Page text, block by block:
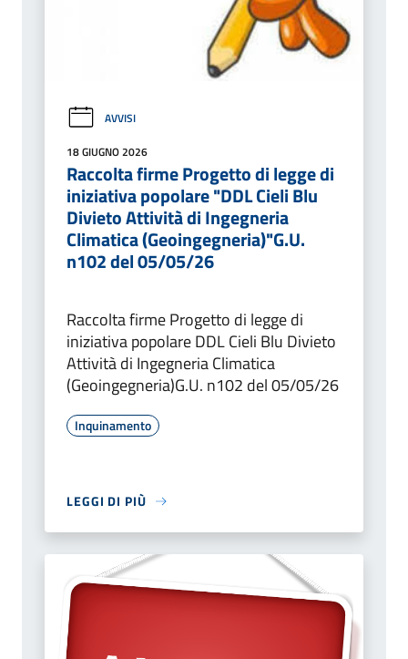
AVVISI
18 GIUGNO 2026
Raccolta firme Progetto di legge di
iniziativa popolare "DDL Cieli Blu
Divieto Attività di Ingegneria
Climatica (Geoingegneria)"G.U.
n102 del 05/05/26
Raccolta firme Progetto di legge di
iniziativa popolare DDL Cieli Blu Divieto
Attività di Ingegneria Climatica
(Geoingegneria)G.U. n102 del 05/05/26
Inquinamento
LEGGI DI PIÙ